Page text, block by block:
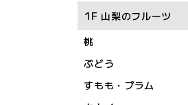
1F 山梨のフルーツ
桃
ぶどう
すもも・プラム